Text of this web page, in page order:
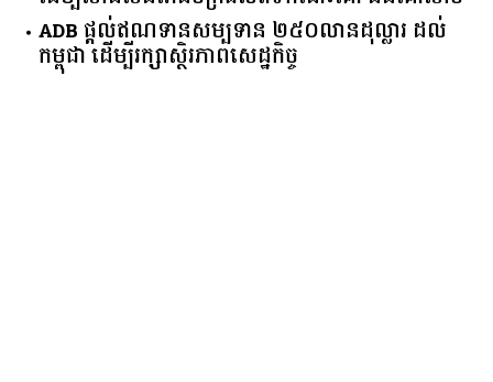
ADB ផ្តល់ឥណទានសម្បទាន ២៥០លានដុល្លារ ដល់
កម្ពុជា ដើម្បីរក្សាស្ថិរភាពសេដ្ឋកិច្ច